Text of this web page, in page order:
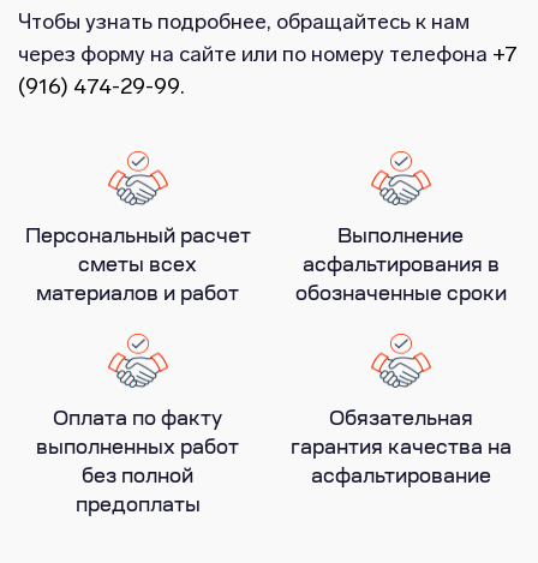
Чтобы узнать подробнее, обращайтесь к нам
через форму на сайте или по номеру телефона +7
(916) 474-29-99.
Персональный расчет
сметы всех
материалов и работ
Выполнение
асфальтирования в
обозначенные сроки
Оплата по факту
выполненных работ
без полной
предоплаты
Обязательная
гарантия качества на
асфальтирование